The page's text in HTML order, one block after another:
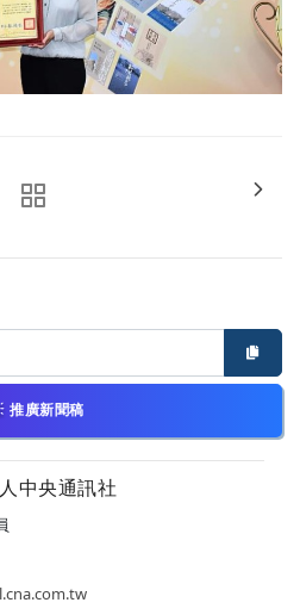
推廣新聞稿
中央通訊社